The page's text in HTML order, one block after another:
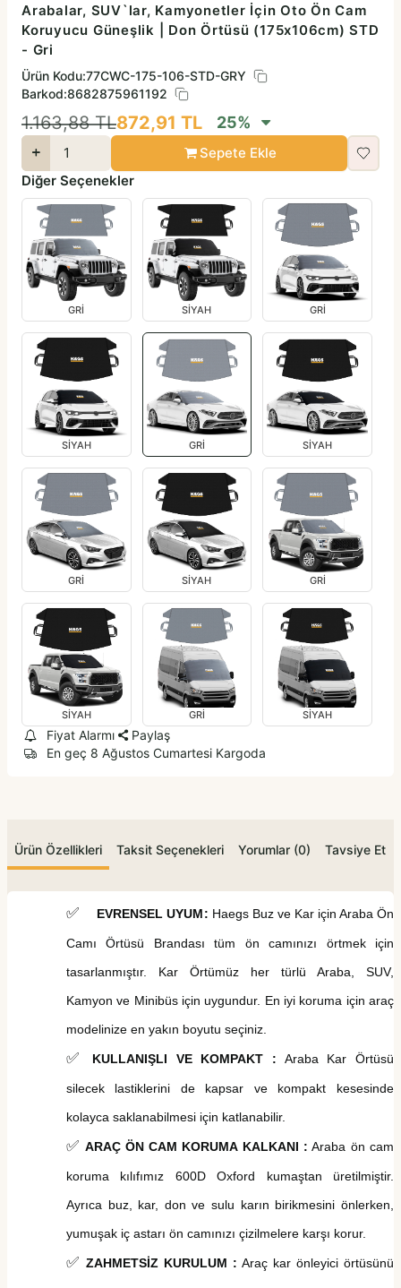
Arabalar, SUV`lar, Kamyonetler İçin Oto Ön Cam
Koruyucu Güneşlik | Don Örtüsü (175x106cm) STD
- Gri
Ürün Kodu:77CWC-175-106-STD-GRY
Barkod:8682875961192
1.163,88 TL872,91 TL 25%
Sepete Ekle
Diğer Seçenekler
GRİ SİYAH GRİ
SİYAH GRİ SİYAH
GRİ SİYAH GRİ
SİYAH GRİ SİYAH
Fiyat Alarmı
Paylaş
En geç 8 Ağustos Cumartesi Kargoda
Ürün Özellikleri Taksit Seçenekleri Yorumlar (0) Tavsiye Et
✅ EVRENSEL UYUM: HaegsBuz ve Kar için Araba Ön
Camı Örtüsü Brandası tüm ön camınızı örtmek için
tasarlanmıştır. Kar Örtümüz her türlü Araba, SUV,
Kamyon ve Minibüs için uygundur. En iyi koruma için araç
modelinize en yakın boyutu seçiniz.
✅ KULLANIŞLI VE KOMPAKT : Araba Kar Örtüsü
silecek lastiklerini de kapsar ve kompakt kesesinde
kolayca saklanabilmesi için katlanabilir.
✅ ARAÇ ÖN CAM KORUMA KALKANI : Araba ön cam
koruma kılıfımız 600D Oxford kumaştan üretilmiştir.
Ayrıca buz, kar, don ve sulu karın birikmesini önlerken,
yumuşak iç astarı ön camınızı çizilmelere karşı korur.
✅ ZAHMETSİZ KURULUM : Araç kar önleyici örtüsünü